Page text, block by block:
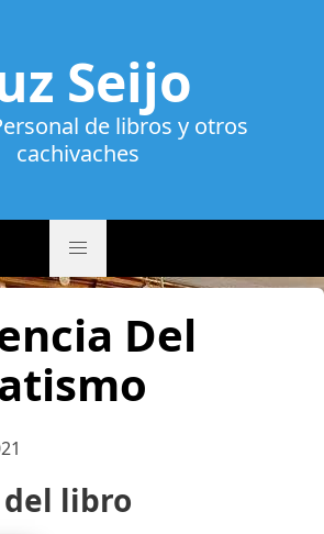
Seijo
de libros y otros
cachivaches
Del
del libro